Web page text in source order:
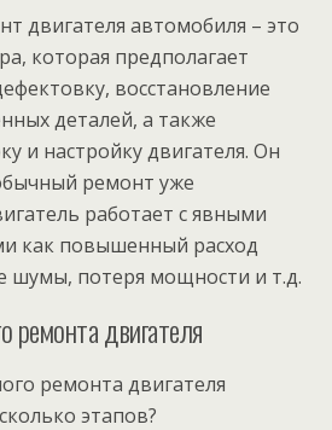
двигателя автомобиля – это
которая предполагает
восстановление
деталей, а также
и настройку двигателя. Он
ремонт уже
работает с явными
как повышенный расход
шумы, потеря мощности и т.д.
ремонта двигателя
ремонта двигателя
этапов?